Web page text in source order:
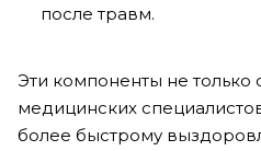
после травм.
Эти компоненты не только
медицинских
более быстрому